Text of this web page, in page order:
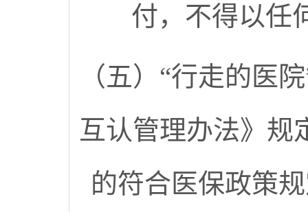
付，不得以任
（五）“行走的医
互认管理办法》规
的符合医保政策